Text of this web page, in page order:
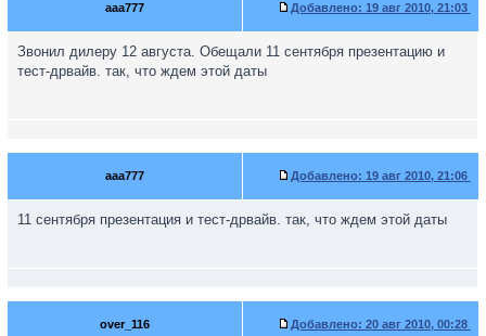
aaa777 Добавлено: 19 авг 2010, 21:03
Звонил дилеру 12 августа. Обещали 11 сентября презентацию и
тест-дрвайв. так, что ждем этой даты
aaa777 Добавлено: 19 авг 2010, 21:06
11 сентября презентация и тест-дрвайв. так, что ждем этой даты
over_116 Добавлено: 20 авг 2010, 00:28